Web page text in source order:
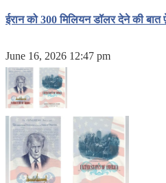
ईरान को 300 मिलियन डॉलर देने की
June 16, 2026 12:47 pm